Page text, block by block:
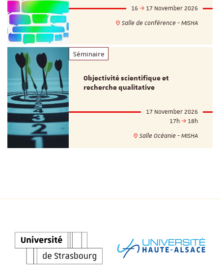
16
17 November 2026
Salle de conférence - MISHA
Séminaire
Objectivité scientifique et
recherche qualitative
17 November 2026
17h
18h
Salle Océanie - MISHA